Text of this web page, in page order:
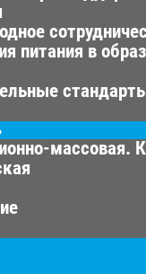
питания в
массовая.